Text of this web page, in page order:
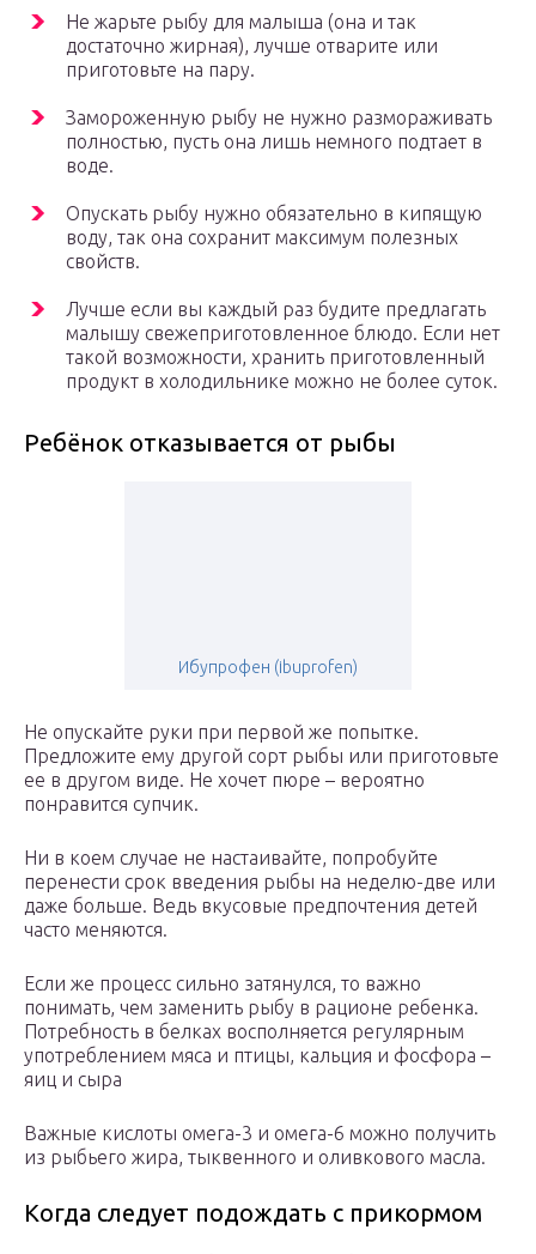
Не жарьте рыбу для малыша (она и так
достаточно жирная), лучше отварите или
приготовьте на пару.
Замороженную рыбу не нужно размораживать
полностью, пусть она лишь немного подтает в
воде.
Опускать рыбу нужно обязательно в кипящую
воду, так она сохранит максимум полезных
свойств.
Лучше если вы каждый раз будите предлагать
малышу свежеприготовленное блюдо. Если нет
такой возможности, хранить приготовленный
продукт в холодильнике можно не более суток.
Ребёнок отказывается от рыбы
Ибупрофен (ibuprofen)
Не опускайте руки при первой же попытке.
Предложите ему другой сорт рыбы или приготовьте
ее в другом виде. Не хочет пюре – вероятно
понравится супчик.
Ни в коем случае не настаивайте, попробуйте
перенести срок введения рыбы на неделю-две или
даже больше. Ведь вкусовые предпочтения детей
часто меняются.
Если же процесс сильно затянулся, то важно
понимать, чем заменить рыбу в рационе ребенка.
Потребность в белках восполняется регулярным
употреблением мяса и птицы, кальция и фосфора –
яиц и сыра
Важные кислоты омега-3 и омега-6 можно получить
из рыбьего жира, тыквенного и оливкового масла.
Когда следует подождать с прикормом